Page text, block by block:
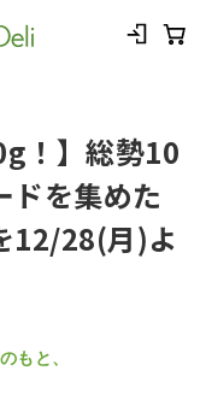
！】総勢10
ドを集めた
12/28(月)よ
もと、